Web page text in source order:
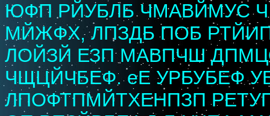
ЮФП РЙУБЛБ ЧМАВЙМУС
МЙЖФХ, ЛПЗДБ ПОБ
ЛОЙЗЙ ЕЗП МАВПЧШ
ЧЩЦЙЧБЕФ. еЕ УРБУБЕФ
ЛПОФТПМЙТХЕНПЗП